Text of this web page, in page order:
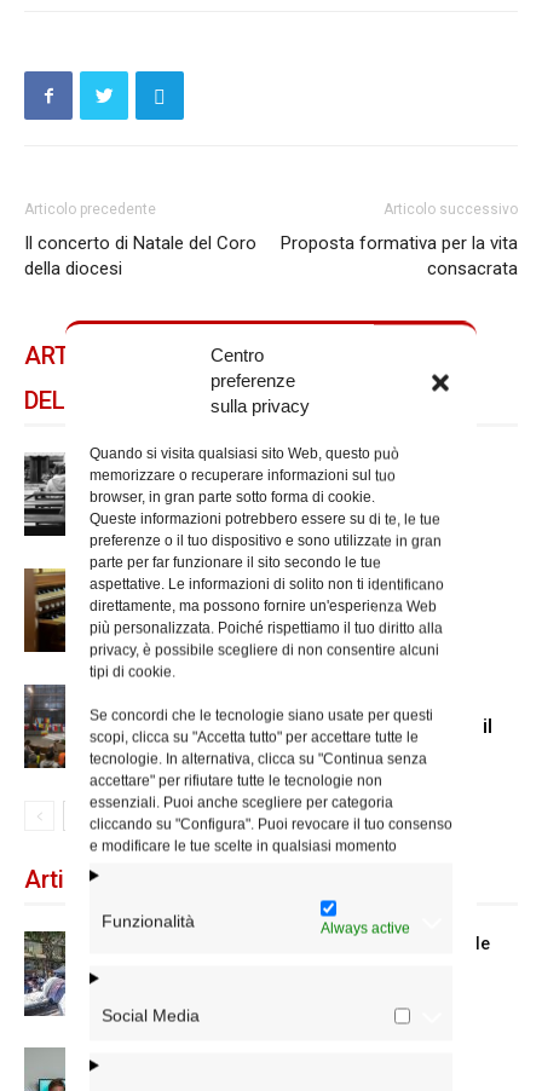
Centro
preferenze
sulla privacy
Quando si visita qualsiasi sito Web, questo può
memorizzare o recuperare informazioni sul tuo
browser, in gran parte sotto forma di cookie.
Queste informazioni potrebbero essere su di te, le tue
preferenze o il tuo dispositivo e sono utilizzate in gran
parte per far funzionare il sito secondo le tue
aspettative. Le informazioni di solito non ti identificano
direttamente, ma possono fornire un'esperienza Web
più personalizzata. Poiché rispettiamo il tuo diritto alla
privacy, è possibile scegliere di non consentire alcuni
tipi di cookie.
Se concordi che le tecnologie siano usate per questi
scopi, clicca su "Accetta tutto" per accettare tutte le
tecnologie. In alternativa, clicca su "Continua senza
accettare" per rifiutare tutte le tecnologie non
essenziali. Puoi anche scegliere per categoria
cliccando su "Configura". Puoi revocare il tuo consenso
e modificare le tue scelte in qualsiasi momento
Funzionalità Always active
Social Media
Articolo precedente
Il concerto di Natale del Coro
della diocesi
Articolo successivo
Proposta formativa per la vita
consacrata
ARTICOLI CORRELATI
DELLO STESSO AUTORE
Adoratori, si conclude il percorso
formativo
Incontro sulla musica liturgica in
parrocchia
pellegrinaggio al Divino Amore con il
cardinale Reina
Articoli recenti
Spin Time: la dichiarazione del cardinale